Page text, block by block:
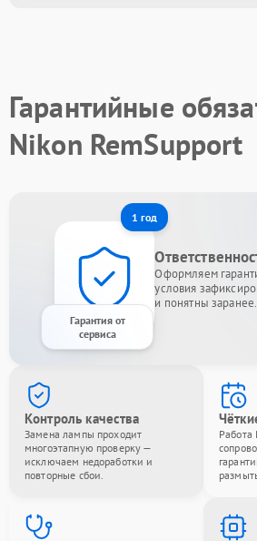
Гарантийные
Nikon RemSupport
1 год
Гарантия от
сервиса
Оформляем
условия
и понятны заранее.
Контроль качества
Замена лампы проходит
многоэтапную проверку —
исключаем недоработки и
повторные сбои.
Работа